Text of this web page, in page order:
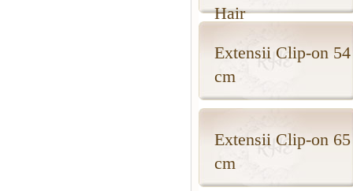
Hair
Extensii Clip-on 54
cm
Extensii Clip-on 65
cm